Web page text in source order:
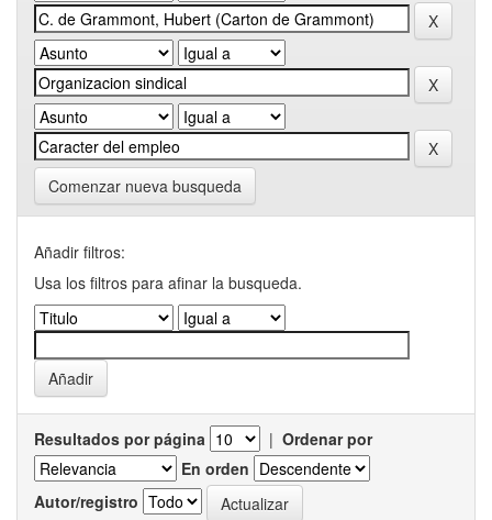
Comenzar nueva busqueda
Añadir filtros:
Usa los filtros para afinar la busqueda.
Resultados por página | Ordenar por
En orden
Autor/registro